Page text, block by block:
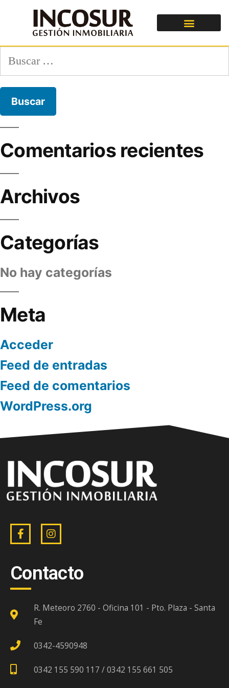
Comentarios recientes
Archivos
Categorías
No hay categorías
Meta
Acceder
Feed de entradas
Feed de comentarios
WordPress.org
Contacto
R. Meteoro 2760 - Oficina 101 - Pto. Plaza - Santa
Fe
0342-4590948
0342 155 590 117 / 0342 155 661 505